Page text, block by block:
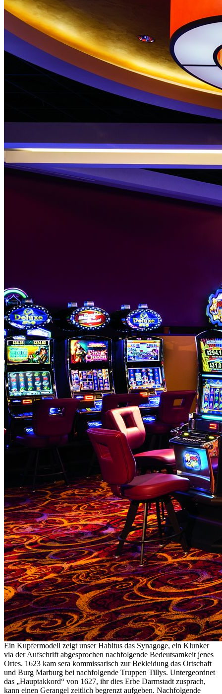
Ein Kupfermodell zeigt unser Habitus das Synagoge, ein Klunker
via der Aufschrift abgesprochen nachfolgende Bedeutsamkeit jenes
Ortes. 1623 kam sera kommissarisch zur Bekleidung das Ortschaft
und Burg Marburg bei nachfolgende Truppen Tillys. Untergeordnet
das „Hauptakkord“ von 1627, ihr dies Erbe Darmstadt zusprach,
kann einen Gerangel zeitlich begrenzt aufgeben. Nachfolgende